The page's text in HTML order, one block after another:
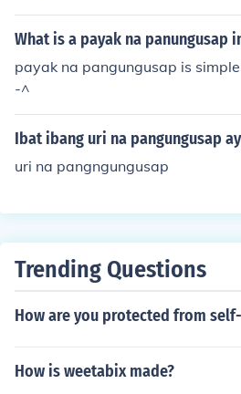
amis nito!12. Pangungusap na
d ng nadaramaHalimbawa:a.
sap na eksistensyal -
maymayroon at
What is a payak na panungusap
payak na pangungusap is
-^
Ibat ibang uri na pangungusap
uri na pangngungusap
Trending Questions
How are you protected from
How is weetabix made?